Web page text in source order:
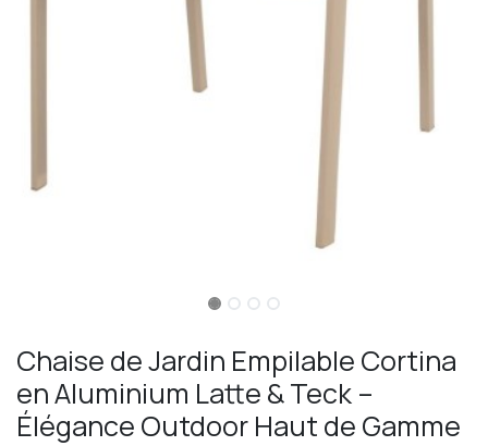
Chaise de Jardin Empilable Cortina
en Aluminium Latte & Teck –
Élégance Outdoor Haut de Gamme